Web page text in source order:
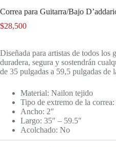
Correa para Guitarra/Bajo
$28,500
Diseñada para artistas de todos
duradera, segura y sostendrán
de 35 pulgadas a 59,5 pulgadas de
Material: Nailon tejido
Tipo de extremo de la
Ancho: 2″
Largo: 35″ – 59.5″
Acolchado: No